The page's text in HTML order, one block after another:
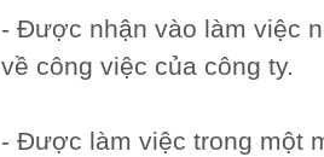
- Được nhận vào làm việc
về công việc của công ty.
- Được làm việc trong một